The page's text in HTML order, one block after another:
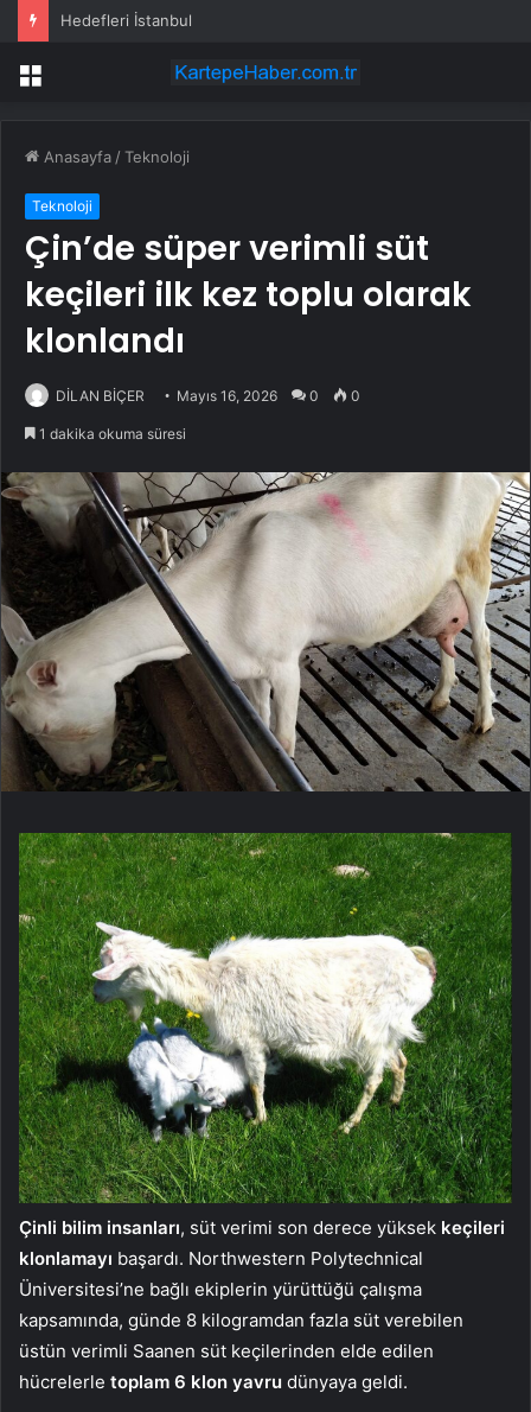
Hedefleri İstanbul
Menü
Anasayfa /Teknoloji
Teknoloji
Çin’de süper verimli süt
keçileri ilk kez toplu olarak
klonlandı
DİLAN BİÇER Mayıs 16, 2026 0 0
1 dakika okuma süresi
Çinli bilim insanları, süt verimi son derece yüksek keçileri
klonlamayı başardı. Northwestern Polytechnical
Üniversitesi’ne bağlı ekiplerin yürüttüğü çalışma
kapsamında, günde 8 kilogramdan fazla süt verebilen
üstün verimli Saanen süt keçilerinden elde edilen
hücrelerle toplam 6 klon yavru dünyaya geldi.